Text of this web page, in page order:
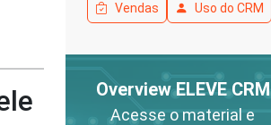
Vendas Uso do CRM
Overview ELEVE CRM
Acesse o material e